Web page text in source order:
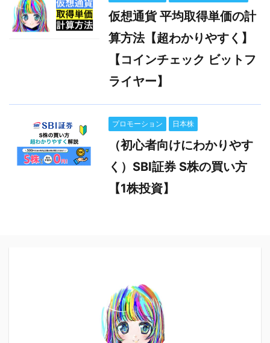
仮想通貨 平均取得単価の計
算方法【超わかりやすく】
【コインチェック ビットフ
ライヤー】
プロモーション 日本株
（初心者向けにわかりやす
く）SBI証券 S株の買い方
【1株投資】